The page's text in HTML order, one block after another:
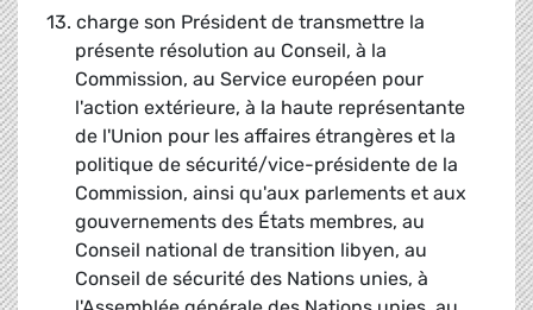
13. charge son Président de transmettre la
présente résolution au Conseil, à la
Commission, au Service européen pour
l'action extérieure, à la haute représentante
de l'Union pour les affaires étrangères et la
politique de sécurité/vice-présidente de la
Commission, ainsi qu'aux parlements et aux
gouvernements des États membres, au
Conseil national de transition libyen, au
Conseil de sécurité des Nations unies, à